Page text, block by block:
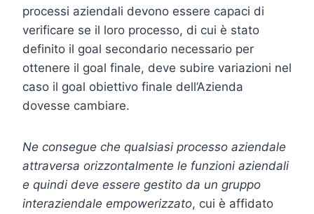
processi aziendali devono essere capaci di
verificare se il loro processo, di cui è stato
definito il goal secondario necessario per
ottenere il goal finale, deve subire variazioni nel
caso il goal obiettivo finale dell’Azienda
dovesse cambiare.
Ne consegue che qualsiasi processo aziendale
attraversa orizzontalmente le funzioni aziendali
e quindi deve essere gestito da un gruppo
interaziendale empowerizzato, cui è affidato